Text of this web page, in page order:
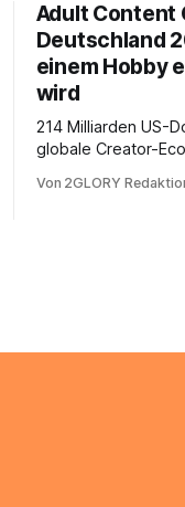
Adult Content
Deutschland
einem Hobby
wird
214 Milliarden US-
globale Creator-
22 Prozent. Was
Von 2GLORY